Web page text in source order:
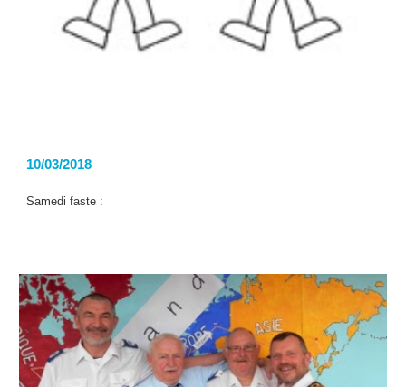
10/03/2018
Samedi faste :